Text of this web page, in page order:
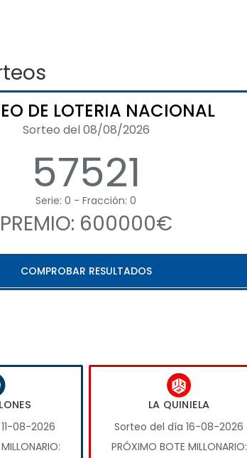
DE LOTERIA NACIONAL
Sorteo del 08/08/2026
57521
Serie: 0 - Fracción: 0
PREMIO: 600000€
COMPROBAR RESULTADOS
08-2026
LA QUINIELA
Sorteo del día 16-08-2026
PRÓXIMO BOTE MILLONARIO: